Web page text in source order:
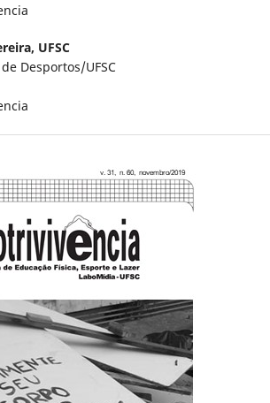
UFSC
Desportos/UFSC